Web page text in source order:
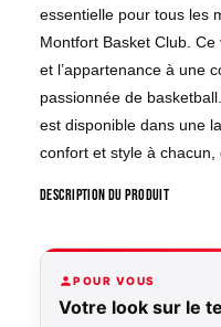
essentielle pour tous les
Montfort Basket Club.
et l’appartenance à une
passionnée de
est disponible dans une
confort et style à chacun,
Description du produit
POUR VOUS
Votre look sur le